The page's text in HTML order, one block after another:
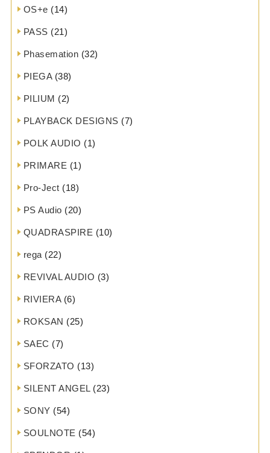
OS+e (14)
PASS (21)
Phasemation (32)
PIEGA(38)
PILIUM (2)
PLAYBACK DESIGNS (7)
POLK AUDIO (1)
PRIMARE (1)
Pro-Ject (18)
PS Audio (20)
QUADRASPIRE (10)
rega (22)
REVIVAL AUDIO (3)
RIVIERA(6)
ROKSAN (25)
SAEC (7)
SFORZATO (13)
SILENT ANGEL(23)
SONY (54)
SOULNOTE (54)